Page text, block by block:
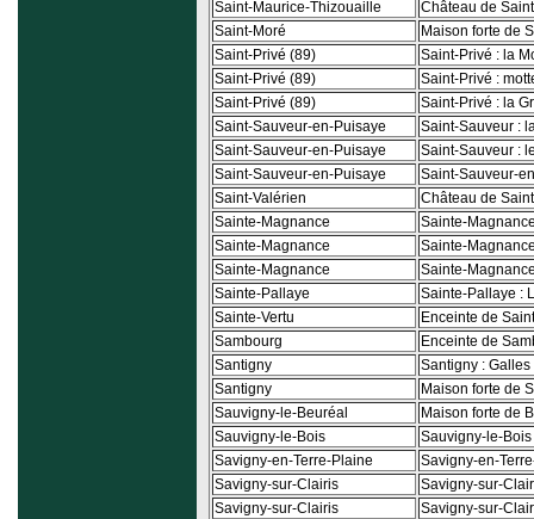
Saint-Maurice-Thizouaille
Château de
Saint-Moré
Maison forte de
Saint-Privé (89)
Saint-Privé : la
Saint-Privé (89)
Saint-Privé :
Saint-Privé (89)
Saint-Privé : la
Saint-Sauveur-en-Puisaye
Saint-Sauveur :
Saint-Sauveur-en-Puisaye
Saint-Sauveur :
Saint-Sauveur-en-Puisaye
Saint-Sauveur-
Saint-Valérien
Château de
Sainte-Magnance
Sainte-
Sainte-Magnance
Sainte-
Sainte-Magnance
Sainte-
Sainte-Pallaye
Sainte-Pallaye :
Sainte-Vertu
Enceinte de
Sambourg
Enceinte de
Santigny
Santigny : Galles
Santigny
Maison forte de
Sauvigny-le-Beuréal
Maison forte de
Sauvigny-le-Bois
Sauvigny-le-
Savigny-en-Terre-Plaine
Savigny-en-
Savigny-sur-Clairis
Savigny-sur-
Savigny-sur-Clairis
Savigny-sur-